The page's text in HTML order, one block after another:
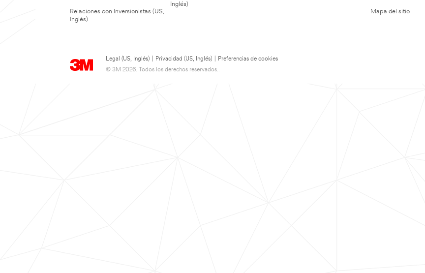
Relaciones con Inversionistas (US,
Inglés)
Inglés)
Mapa del sitio
Legal (US, Inglés) Privacidad (US, Inglés)
Preferencias de cookies
© 3M 2026. Todos los derechos reservados..